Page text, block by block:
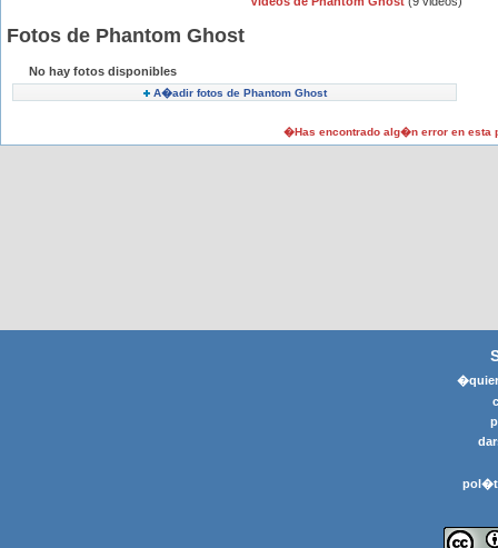
Fotos de Phantom Ghost
No hay fotos disponibles
A�adir fotos de Phantom Ghost
�Has encontrado alg�n error en esta